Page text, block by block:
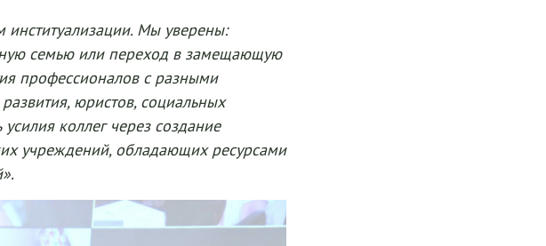
Мы уверены:
семью или переход в замещающую
профессионалов с разными
юристов, социальных
коллег через создание
учреждений, обладающих ресурсами